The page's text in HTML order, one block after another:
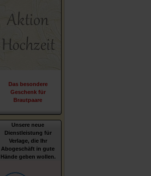
Das besondere
Geschenk für
Brautpaare
Unsere neue
Dienstleistung für
Verlage, die Ihr
Abogeschäft in gute
Hände geben wollen.